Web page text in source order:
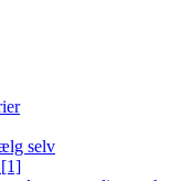
selv
[1]